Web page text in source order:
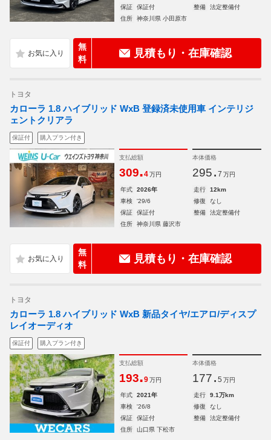
保証
保証付 整備
法定整備付
住所
神奈川県 小田原市
無
料
見積もり・在庫確認
トヨタ
カローラ 1.8 ハイブリッド WxB 登録済未使用車 インテリジ
ェントクリアラ
保証付 購入プラン付き
支払総額
309.4 万円
本体価格
295. 7 万円
年式 2026年 走行
12km
車検
'29/6 修復
なし
保証
保証付 整備
法定整備付
住所
神奈川県 藤沢市
無
料
見積もり・在庫確認
トヨタ
カローラ 1.8 ハイブリッド WxB 新品タイヤ/エアロ/ディスプ
レイオーディオ
保証付 購入プラン付き
支払総額
193.9 万円
本体価格
177. 5 万円
年式 2021年 走行
9.1万km
車検
'26/8 修復
なし
保証
保証付 整備
法定整備付
住所
山口県 下松市